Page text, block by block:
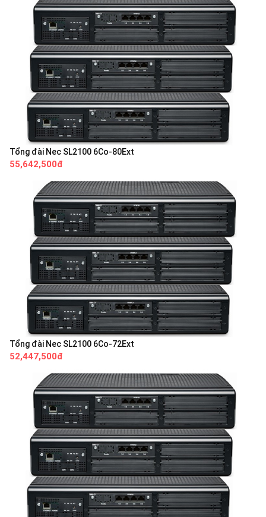
Tổng đài Nec SL2100 6Co-80Ext
55,642,500đ
Tổng đài Nec SL2100 6Co-72Ext
52,447,500đ